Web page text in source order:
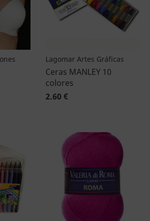
Lagomar Artes Gráficas
Ceras MANLEY 10
colores
2.60 €